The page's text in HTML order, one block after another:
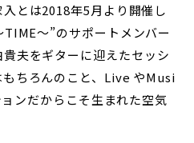
とは2018年5月より開催し
～”のサポートメンバー
夫をギターに迎えたセッシ
ちろんのこと、Live やMusi
ンだからこそ生まれた空気